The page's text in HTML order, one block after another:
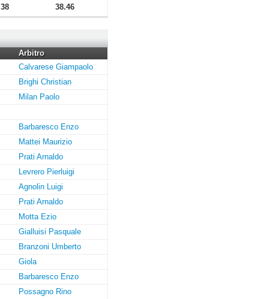
38 38.46
Arbitro
Calvarese Giampaolo
Brighi Christian
Milan Paolo
Barbaresco Enzo
Mattei Maurizio
Prati Arnaldo
Levrero Pierluigi
Agnolin Luigi
Prati Arnaldo
Motta Ezio
Gialluisi Pasquale
Branzoni Umberto
Giola
Barbaresco Enzo
Possagno Rino